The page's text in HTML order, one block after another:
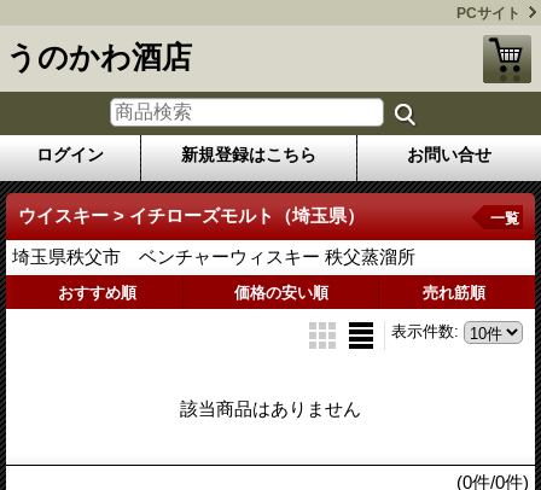
PCサイト
うのかわ酒店
ログイン 新規登録はこちら お問い合せ
ウイスキー > イチローズモルト（埼玉県）
埼玉県秩父市 ベンチャーウィスキー 秩父蒸溜所
一覧
おすすめ順 価格の安い順 売れ筋順
表示件数:
該当商品はありません
(0件/0件)